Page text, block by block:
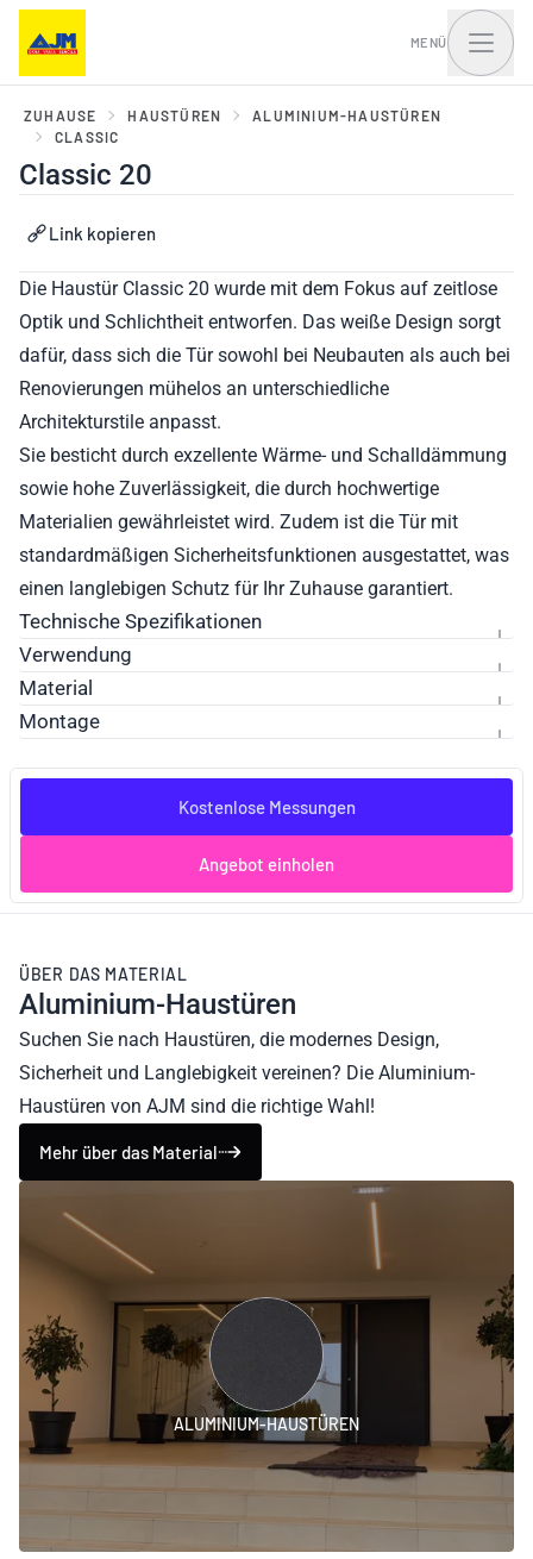
MENÜ
Fenster, Balkontüren
und Schiebesysteme
Haustüren und Portale
ZUHAUSE HAUSTÜREN
ALUMINIUM-HAUSTÜREN
CLASSIC
Classic 20
Link kopieren
Die Haustür Classic 20 wurde mit dem Fokus auf zeitlose
Optik und Schlichtheit entworfen. Das weiße Design sorgt
dafür, dass sich die Tür sowohl bei Neubauten als auch bei
Renovierungen mühelos an unterschiedliche
Architekturstile anpasst.
Sie besticht durch exzellente Wärme- und Schalldämmung
sowie hohe Zuverlässigkeit, die durch hochwertige
Materialien gewährleistet wird. Zudem ist die Tür mit
standardmäßigen Sicherheitsfunktionen ausgestattet, was
einen langlebigen Schutz für Ihr Zuhause garantiert.
Technische Spezifikationen
Verwendung
Material
Montage
Kostenlose Messungen
Angebot einholen
ÜBER DAS MATERIAL
Aluminium-Haustüren
Suchen Sie nach Haustüren, die modernes Design,
Sicherheit und Langlebigkeit vereinen? Die Aluminium-
Haustüren von AJM sind die richtige Wahl!
Mehr über das Material
ALUMINIUM-HAUSTÜREN